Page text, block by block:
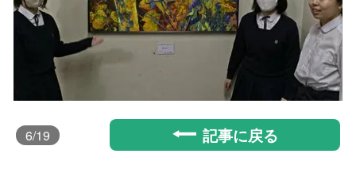
6/19 記事に戻る